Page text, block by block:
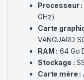
Processeur :
GHz)
Carte
VANGUARD
RAM : 64 Go
Stockage :
Carte mère :